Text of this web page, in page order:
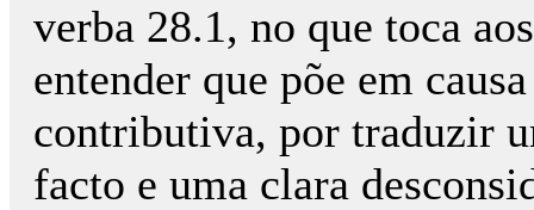
verba 28.1, no que toca
entender que põe em
contributiva, por traduzir
facto e uma clara